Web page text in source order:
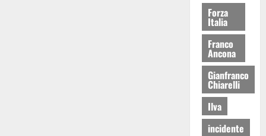
Forza
Italia
Franco
Ancona
Gianfranco
Chiarelli
Ilva
incidente